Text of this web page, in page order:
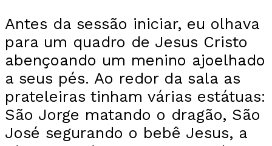
Antes da sessão iniciar, eu olhava
para um quadro de Jesus Cristo
abençoando um menino ajoelhado
a seus pés. Ao redor da sala as
prateleiras tinham várias estátuas:
São Jorge matando o dragão, São
José segurando o bebê Jesus, a